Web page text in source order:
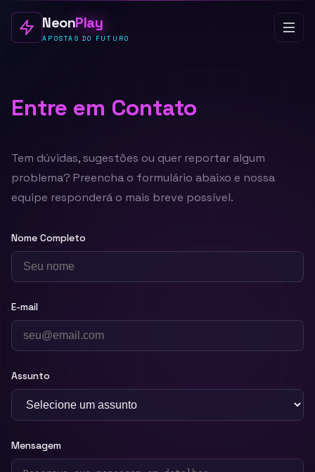
NeonPlay
APOSTAS DO FUTURO
Entre em Contato
Tem dúvidas, sugestões ou quer reportar algum
problema? Preencha o formulário abaixo e nossa
equipe responderá o mais breve possível.
Nome Completo
E-mail
Assunto
Mensagem